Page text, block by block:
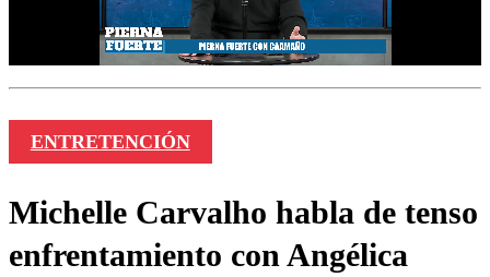
ENTRETENCIÓN
Michelle Carvalho habla de tenso
enfrentamiento con Angélica